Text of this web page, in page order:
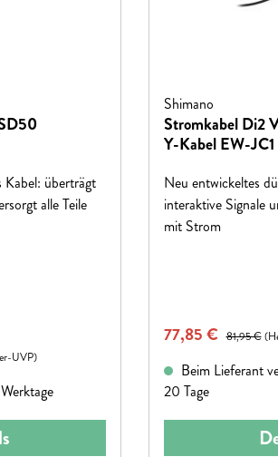
Kabel: überträgt
alle Teile
UVP)
Shimano
Stromkabel Di2
Y-Kabel EW-JC1
Neu entwickeltes
interaktive Signale
mit Strom
Verkaufspreis:
77,85 € Regulärer
81,95 €
Beim Lieferant
20 Tage